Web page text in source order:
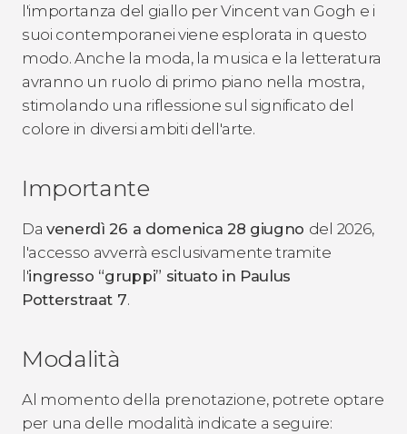
l'importanza del giallo per Vincent van Gogh e i
suoi contemporanei viene esplorata in questo
modo. Anche la moda, la musica e la letteratura
avranno un ruolo di primo piano nella mostra,
stimolando una riflessione sul significato del
colore in diversi ambiti dell'arte.
Importante
Davenerdì 26 a domenica 28 giugno del 2026,
l'accesso avverrà esclusivamente tramite
l'ingresso “gruppi” situato in Paulus
Potterstraat 7.
Modalità
Al momento della prenotazione, potrete optare
per una delle modalità indicate a seguire: